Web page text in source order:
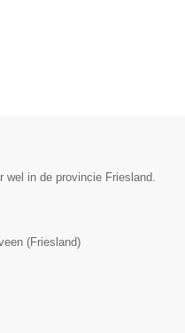
wel in de provincie Friesland.
(Friesland)